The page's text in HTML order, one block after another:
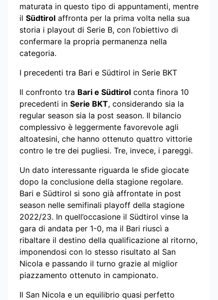
maturata in questo tipo di appuntamenti, mentre
il Südtirol affronta per la prima volta nella sua
storia i playout di Serie B, con l’obiettivo di
confermare la propria permanenza nella
categoria.
I precedenti tra Bari e Südtirol in Serie BKT
Il confronto tra Bari e Südtirol conta finora 10
precedenti in Serie BKT, considerando sia la
regular season sia la post season. Il bilancio
complessivo è leggermente favorevole agli
altoatesini, che hanno ottenuto quattro vittorie
contro le tre dei pugliesi. Tre, invece, i pareggi.
Un dato interessante riguarda le sfide giocate
dopo la conclusione della stagione regolare.
Bari e Südtirol si sono già affrontate in post
season nelle semifinali playoff della stagione
2022/23. In quell’occasione il Südtirol vinse la
gara di andata per 1-0, ma il Bari riuscì a
ribaltare il destino della qualificazione al ritorno,
imponendosi con lo stesso risultato al San
Nicola e passando il turno grazie al miglior
piazzamento ottenuto in campionato.
Il San Nicola e un equilibrio quasi perfetto